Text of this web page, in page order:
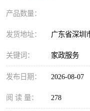
产品数量：
发货地址： 广东省深圳
关键词： 家政服务
发布日期： 2026-08-07
阅 读 量： 278